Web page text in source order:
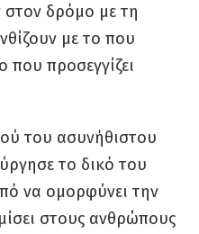
στον δρόμο με τη
με το που
προσεγγίζει
του ασυνήθιστου
το δικό του
να ομορφύνει την
στους ανθρώπους